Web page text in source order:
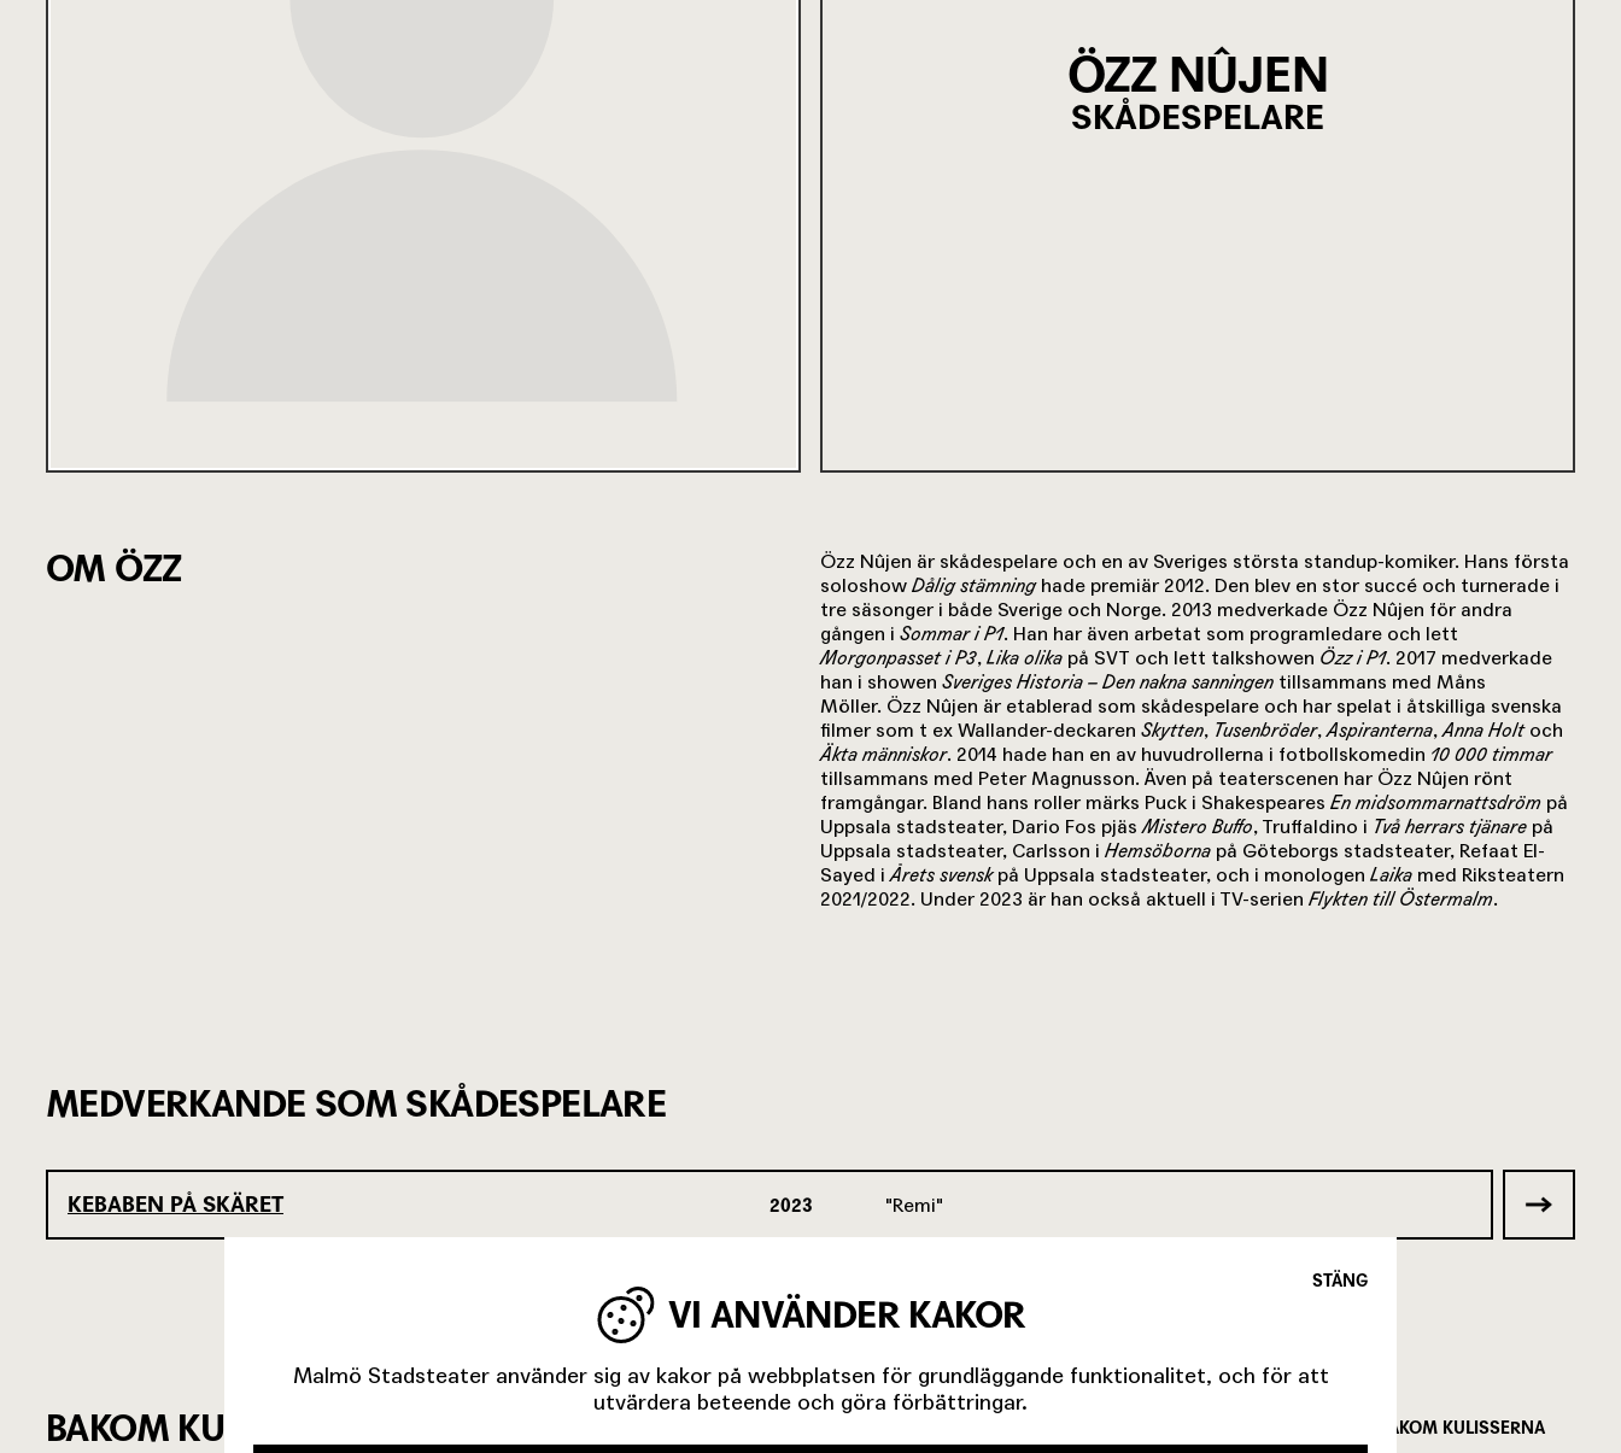
ÖZZ NÛJEN
SKÅDESPELARE
OM ÖZZ
Özz Nûjen är skådespelare och en av Sveriges största standup-komiker. Hans första
soloshow Dålig stämninghade premiär 2012. Den blev en stor succé och turnerade i
tre säsonger i både Sverige och Norge. 2013 medverkade Özz Nûjen för andra
gången i Sommar i P1. Han har även arbetat som programledare och lett
Morgonpasset i P3, Lika olika på SVT och lett talkshowen Özz i P1. 2017 medverkade
han i showen Sveriges Historia – Den nakna sanningen tillsammans med Måns
Möller. Özz Nûjen är etablerad som skådespelare och har spelat i åtskilliga svenska
filmer som t ex Wallander-deckaren Skytten, Tusenbröder,Aspiranterna,Anna Holt och
Äkta människor. 2014 hade han en av huvudrollerna i fotbollskomedin 10 000 timmar
tillsammans med Peter Magnusson. Även på teaterscenen har Özz Nûjen rönt
framgångar. Bland hans roller märks Puck i Shakespeares En midsommarnattsdröm på
Uppsala stadsteater, Dario Fos pjäs Mistero Buffo, Truffaldino i Två herrars tjänare på
Uppsala stadsteater, Carlsson i Hemsöborna på Göteborgs stadsteater, Refaat El-
Sayed iÅrets svenskpå Uppsala stadsteater, och i monologen Laika med Riksteatern
2021/2022. Under 2023 är han också aktuell i TV-serien Flykten till Östermalm.
MEDVERKANDE SOM SKÅDESPELARE
KEBABEN PÅ SKÄRET 2023 Remi
BAKOM KULISSERNA FÖLJ MED BAKOM KULISSERNA
STÄNG
VI ANVÄNDER KAKOR
Malmö Stadsteater använder sig av kakor på webbplatsen för grundläggande funktionalitet, och för att
utvärdera beteende och göra förbättringar.